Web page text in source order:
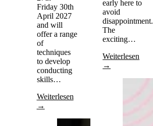
Friday 30th
April 2027
and will
offer a range
of
techniques
to develop
conducting
skills…
Weiterlesen
→
early here to
avoid
disappointment.
The
exciting…
Weiterlesen
→